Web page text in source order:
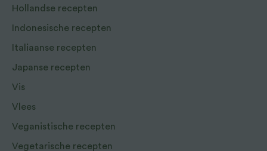
Hollandse recepten
Indonesische recepten
Italiaanse recepten
Japanse recepten
Vis
Vlees
Veganistische recepten
Vegetarische recepten